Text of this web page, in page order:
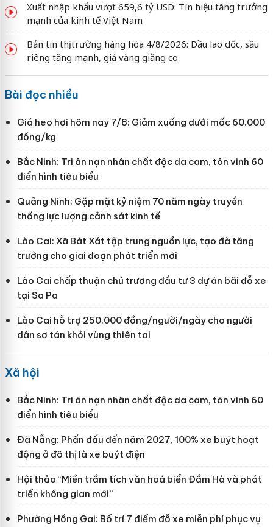
Xuất nhập khẩu vượt 659,6 tỷ USD: Tín hiệu tăng trưởng
mạnh của kinh tế Việt Nam
Bản tin thị trường hàng hóa 4/8/2026: Dầu lao dốc, sầu
riêng tăng mạnh, giá vàng giằng co
Bài đọc nhiều
Giá heo hơi hôm nay 7/8: Giảm xuống dưới mốc 60.000
đồng/kg
Bắc Ninh: Tri ân nạn nhân chất độc da cam, tôn vinh 60
điển hình tiêu biểu
Quảng Ninh: Gặp mặt kỷ niệm 70 năm ngày truyền
thống lực lượng cảnh sát kinh tế
Lào Cai: Xã Bát Xát tập trung nguồn lực, tạo đà tăng
trưởng cho giai đoạn phát triển mới
Lào Cai chấp thuận chủ trương đầu tư 3 dự án bãi đỗ xe
tại Sa Pa
Lào Cai hỗ trợ 250.000 đồng/người/ngày cho người
dân sơ tán khỏi vùng thiên tai
Xã hội
Bắc Ninh: Tri ân nạn nhân chất độc da cam, tôn vinh 60
điển hình tiêu biểu
Đà Nẵng: Phấn đấu đến năm 2027, 100% xe buýt hoạt
động ở đô thị là xe buýt điện
Hội thảo “Miền trầm tích văn hoá biển Đầm Hà và phát
triển không gian mới”
Phường Hồng Gai: Bố trí 7 điểm đỗ xe miễn phí phục vụ